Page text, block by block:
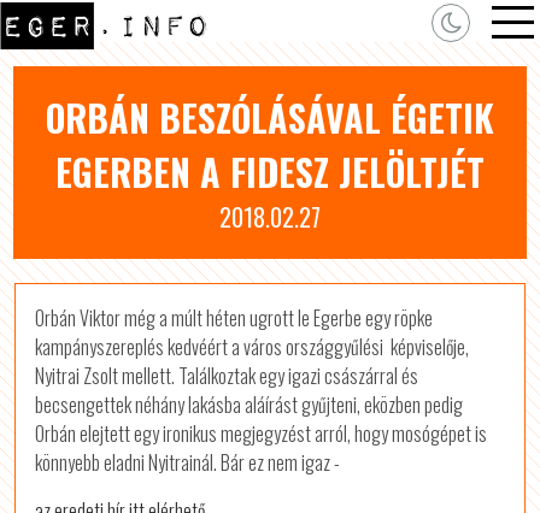
ORBÁN BESZÓLÁSÁVAL ÉGETIK
EGERBEN A FIDESZ JELÖLTJÉT
2018.02.27
Orbán Viktor még a múlt héten ugrott le Egerbe egy röpke
kampányszereplés kedvéért a város országgyűlési képviselője,
Nyitrai Zsolt mellett. Találkoztak egy igazi császárral és
becsengettek néhány lakásba aláírást gyűjteni, eközben pedig
Orbán elejtett egy ironikus megjegyzést arról, hogy mosógépet is
könnyebb eladni Nyitrainál. Bár ez nem igaz -